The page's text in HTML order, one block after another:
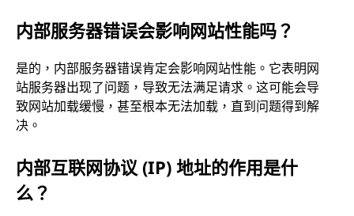
内部服务器错误会影响网站性能吗？
是的，内部服务器错误肯定会影响网站性能。它表明网
站服务器出现了问题，导致无法满足请求。这可能会导
致网站加载缓慢，甚至根本无法加载，直到问题得到解
决。
内部互联网协议 (IP) 地址的作用是什
么？